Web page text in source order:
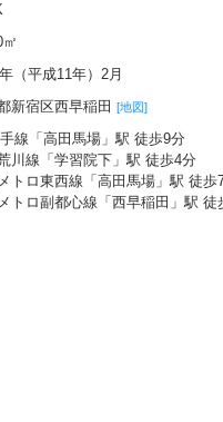
（平成11年）2月
新宿区西早稲田 [地図]
線「高田馬場」駅 徒歩9分
川線「学習院下」駅 徒歩4分
トロ東西線「高田馬場」駅 徒歩
トロ副都心線「西早稲田」駅 徒